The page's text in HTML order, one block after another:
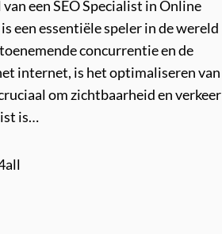
een SEO Specialist in Online
een essentiële speler in de wereld
concurrentie en de
internet, is het optimaliseren van
om zichtbaarheid en verkeer
is…